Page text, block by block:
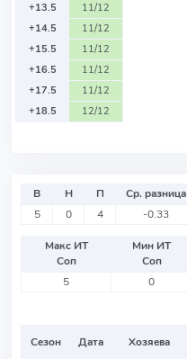
+13.5
11/12
+14.5
11/12
+15.5
11/12
+16.5
11/12
+17.5
11/12
+18.5
12/12
В Н П Ср. разница
5
0 4 -0.33
Макс ИТ
Соп
Мин ИТ
Соп
5
0
Сезон Дата Хозяева